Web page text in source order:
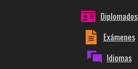
Diplomados
Exámenes
Idiomas